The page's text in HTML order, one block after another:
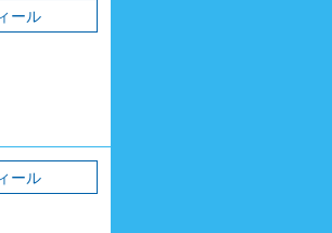
ール
ール